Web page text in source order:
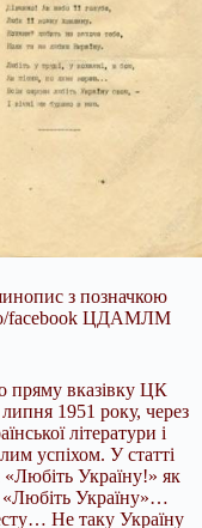
з позначкою
facebook ЦДАМЛМ
пряму вказівку ЦК
1951 року, через
літератури і
успіхом. У статті
Україну!» як
Україну»…
Не таку Україну